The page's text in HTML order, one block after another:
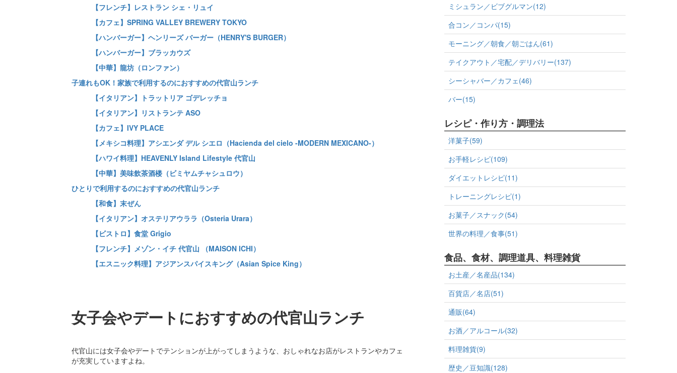
【フレンチ】レストラン シェ・リュイ
【カフェ】SPRING VALLEY BREWERY TOKYO
【ハンバーガー】ヘンリーズ バーガー（HENRY'S BURGER）
【ハンバーガー】ブラッカウズ
【中華】龍坊（ロンファン）
子連れもOK！家族で利用するのにおすすめの代官山ランチ
【イタリアン】トラットリア ゴデレッチョ
【イタリアン】リストランテ ASO
【カフェ】IVY PLACE
【メキシコ料理】アシエンダ デル シエロ（Hacienda del cielo -MODERN MEXICANO-）
【ハワイ料理】HEAVENLY Island Lifestyle 代官山
【中華】美味飲茶酒楼（ビミヤムチャシュロウ）
ひとりで利用するのにおすすめの代官山ランチ
【和食】末ぜん
【イタリアン】オステリアウララ（Osteria Urara）
【ビストロ】食堂 Grigio
【フレンチ】メゾン・イチ 代官山 （MAISON ICHI）
【エスニック料理】アジアンスパイスキング（Asian Spice King）
女子会やデートにおすすめの代官山ランチ
代官山には女子会やデートでテンションが上がってしまうような、おしゃれなお店がレストランやカフェ
が充実していますよね。
ミシュラン／ビブグルマン(12)
合コン／コンパ(15)
モーニング／朝食／朝ごはん(61)
テイクアウト／宅配／デリバリー(137)
シーシャバー／カフェ(46)
バー(15)
レシピ・作り方・調理法
洋菓子(59)
お手軽レシピ(109)
ダイエットレシピ(11)
トレーニングレシピ(1)
お菓子／スナック(54)
世界の料理／食事(51)
食品、食材、調理道具、料理雑貨
お土産／名産品(134)
百貨店／名店(51)
通販(64)
お酒／アルコール(32)
料理雑貨(9)
歴史／豆知識(128)